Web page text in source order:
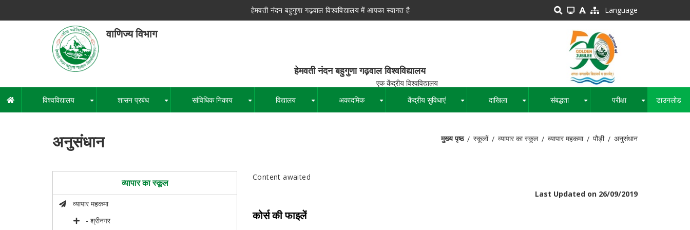
हेमवती नंदन बहुगुणा गढ़वाल विश्वविद्यालय में आपका स्वागत है Language
वाणिज्य विभाग
हेमवती नंदन बहुगुणा गढ़वाल विश्वविद्यालय
एक केंद्रीय विश्वविद्यालय
मुख्य
नेविगेशन
विश्वविद्यालय शासन प्रबंध सांविधिक निकाय विद्यालय अकादमिक केंद्रीय सुविधाएं दाखिला संबद्धता परीक्षा डाउनलोड
अनुसंधान मुख्य पृष्ठ स्कूलों व्यापार का स्कूल व्यापार महकमा पौड़ी अनुसंधान
व्यापार का स्कूल
व्यापार महकमा
- श्रीनगर
Content awaited
Last Updated on 26/09/2019
कोर्स की फाइलें